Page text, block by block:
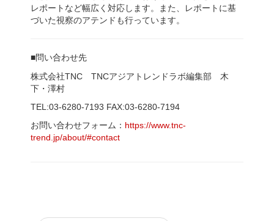
レポートなど幅広く対応します。また、レポートに基
づいた視察のアテンドも行っています。
■問い合わせ先
株式会社TNC TNCアジアトレンドラボ編集部 木
下・澤村
TEL:03-6280-7193 FAX:03-6280-7194
お問い合わせフォーム： https://www.tnc-
trend.jp/about/#contact